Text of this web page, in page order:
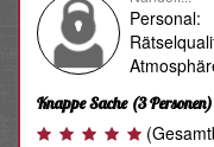
Personal:
Knappe Sache (3 Personen)